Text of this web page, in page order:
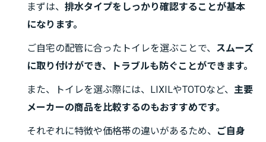
まずは、 排水タイプをしっかり確認することが基本
になります。
ご自宅の配管に合ったトイレを選ぶことで、 スムーズ
に取り付けができ、トラブルも防ぐことができます。
また、トイレを選ぶ際には、LIXILやTOTOなど、 主要
メーカーの商品を比較するのもおすすめです。
それぞれに特徴や価格帯の違いがあるため、
ご自身